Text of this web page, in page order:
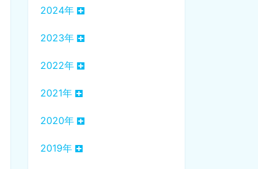
2024年
2023年
2022年
2021年
2020年
2019年